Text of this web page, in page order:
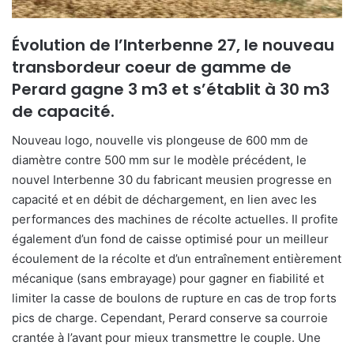
Évolution de l’Interbenne 27, le nouveau
transbordeur coeur de gamme de
Perard gagne 3 m3 et s’établit à 30 m3
de capacité.
Nouveau logo, nouvelle vis plongeuse de 600 mm de
diamètre contre 500 mm sur le modèle précédent, le
nouvel Interbenne 30 du fabricant meusien progresse en
capacité et en débit de déchargement, en lien avec les
performances des machines de récolte actuelles. Il profite
également d’un fond de caisse optimisé pour un meilleur
écoulement de la récolte et d’un entraînement entièrement
mécanique (sans embrayage) pour gagner en fiabilité et
limiter la casse de boulons de rupture en cas de trop forts
pics de charge. Cependant, Perard conserve sa courroie
crantée à l’avant pour mieux transmettre le couple. Une